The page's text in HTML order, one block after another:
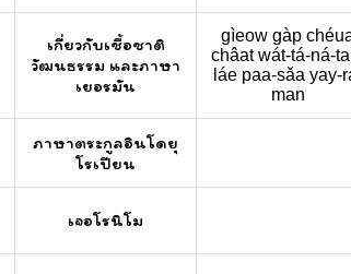
เกี่ยวกับเชื้อชาติ
วัฒนธรรม และภาษา
เยอรมัน
gìeow gàp
châat wát-tá-ná-
láe paa-sǎa yay-
man
ภาษาตระกูลอินโดยุ
โรเปียน
เจอโรนิโม